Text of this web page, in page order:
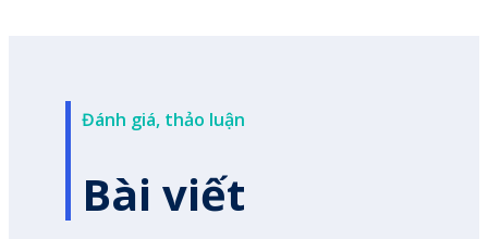
Đánh giá, thảo luận
Bài viết